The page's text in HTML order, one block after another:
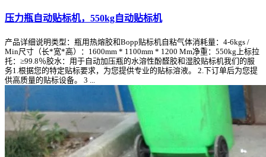
压力瓶自动贴标机，550kg自动贴标机
产品详细说明类型：瓶用热熔胶和Bopp贴标机自粘气体消耗量：4-6kgs /
Min尺寸（长*宽*高）：1600mm * 1100mm * 1200 Mm净重：550kg上标拉
托：≥99.8％胶水：用于自动加压瓶的水溶性酚醛胶和湿胶贴标机我们的服
务1.根据您的特定贴标要求，为您提供专业的贴标溶液。 2.下订单后为您提
供高质量的贴标设备。 3 ...